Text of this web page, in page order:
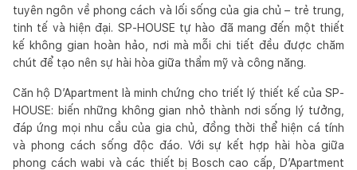
tuyên ngôn về phong cách và lối sống của gia chủ – trẻ trung,
tinh tế và hiện đại. SP-HOUSE tự hào đã mang đến một thiết
kế không gian hoàn hảo, nơi mà mỗi chi tiết đều được chăm
chút để tạo nên sự hài hòa giữa thẩm mỹ và công năng.
Căn hộ D’Apartment là minh chứng cho triết lý thiết kế của SP-
HOUSE: biến những không gian nhỏ thành nơi sống lý tưởng,
đáp ứng mọi nhu cầu của gia chủ, đồng thời thể hiện cá tính
và phong cách sống độc đáo. Với sự kết hợp hài hòa giữa
phong cách wabi và các thiết bị Bosch cao cấp, D’Apartment